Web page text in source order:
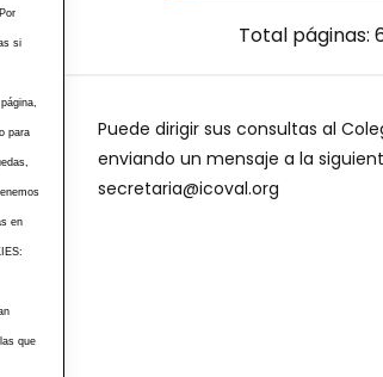
Total páginas:
Puede dirigir sus consultas al
enviando un mensaje a la
secretaria@icoval.org
si
para
en
que